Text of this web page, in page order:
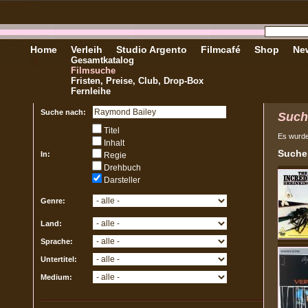
Home Verleih
Gesamtkatalog
Filmsuche
Fristen, Preise, Club, Drop-Box
Fernleihe
Studio Argento Filmcafé Shop
Suche nach:
In:
Titel
Inhalt
Regie
Drehbuch
Darsteller
Genre:
Land:
Sprache:
Untertitel:
Medium:
Es